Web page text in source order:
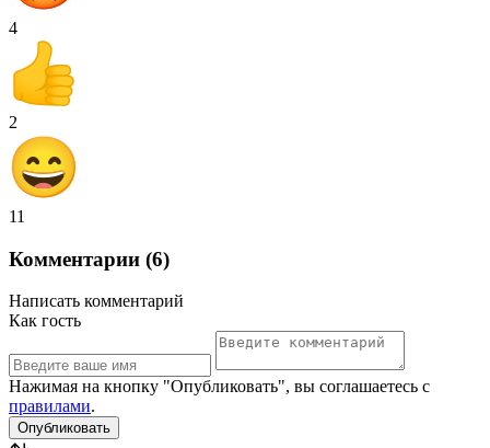
4
2
11
Комментарии (6)
Написать комментарий
Как гость
Нажимая на кнопку "Опубликовать", вы соглашаетесь с
правилами.